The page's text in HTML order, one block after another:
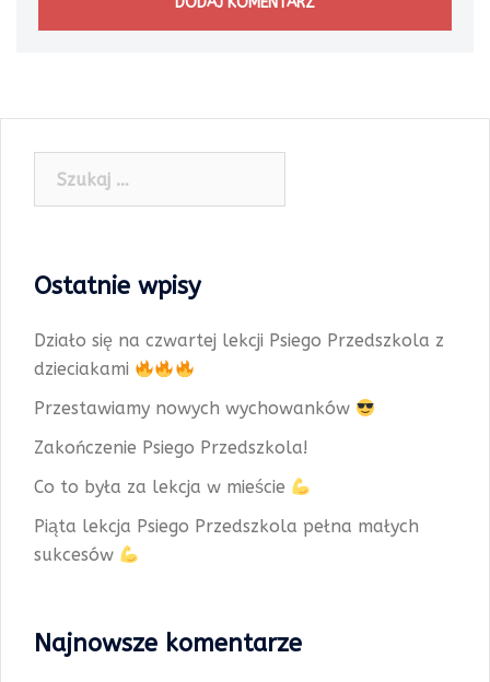
Ostatnie wpisy
Działo się na czwartej lekcji Psiego Przedszkola z
dzieciakami
Przestawiamy nowych wychowanków
Zakończenie Psiego Przedszkola!
Co to była za lekcja w mieście
Piąta lekcja Psiego Przedszkola pełna małych
sukcesów
Najnowsze komentarze